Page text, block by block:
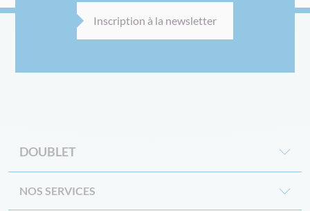
Inscription à la newsletter
DOUBLET
NOS SERVICES